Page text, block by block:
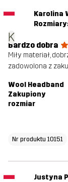
K
Karolina
Bardzo dobra
Miły materiał,
zadowolona z
Wool Headband
Zakupiony
rozmiar
Nr produktu 10151
Justyna